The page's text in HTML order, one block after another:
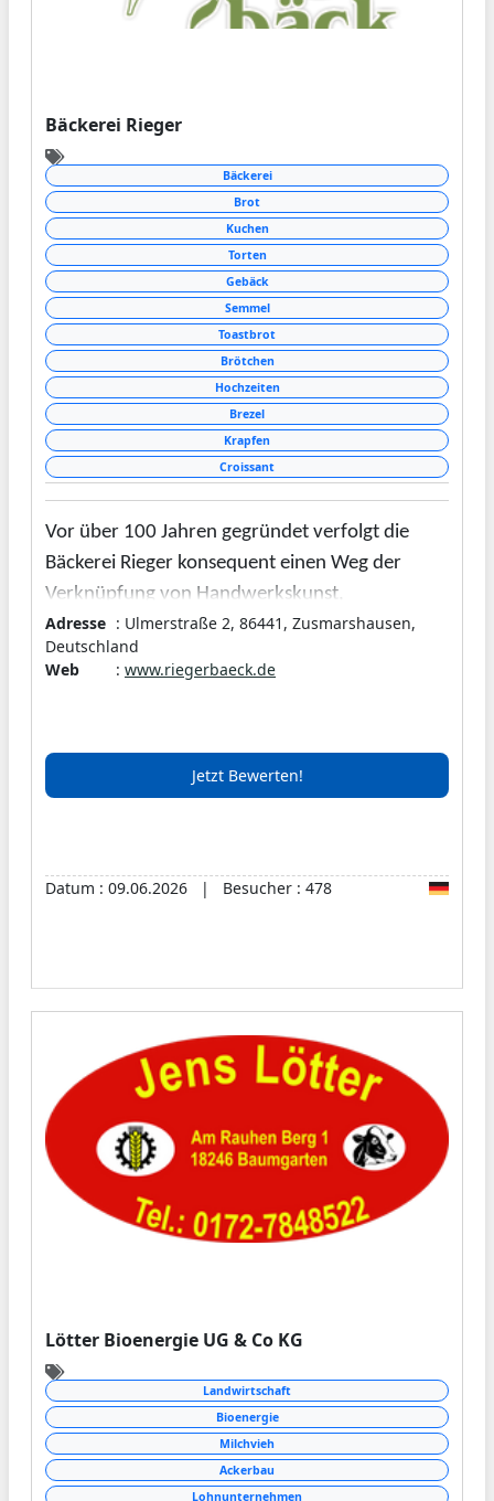
Bäckerei Rieger
Bäckerei
Brot
Kuchen
Torten
Gebäck
Semmel
Toastbrot
Brötchen
Hochzeiten
Brezel
Krapfen
Croissant
Vor über 100 Jahren gegründet verfolgt die
Bäckerei Rieger konsequent einen Weg der
Verknüpfung von Handwerkskunst,
Traditionsbewusstsein und einem hohem
Anspruch an Qualität.
Geschmack treffen.
Adresse : Ulmerstraße 2, 86441, Zusmarshausen,
Deutschland
Web
: www.riegerbaeck.de
Jetzt Bewerten!
Datum : 09.06.2026 | Besucher : 478
Lötter Bioenergie UG & Co KG
Landwirtschaft
Bioenergie
Milchvieh
Ackerbau
Lohnunternehmen